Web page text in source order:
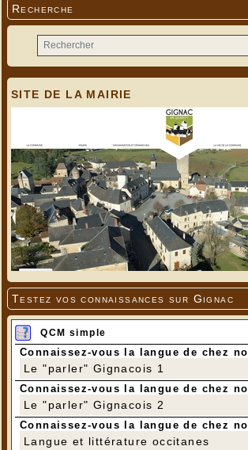
Recherche
SITE DE LA MAIRIE
Testez vos connaissances sur Gignac
QCM simple
Connaissez-vous la langue de chez
Le "parler" Gignacois 1
Connaissez-vous la langue de chez
Le "parler" Gignacois 2
Connaissez-vous la langue de chez
Langue et littérature occitanes